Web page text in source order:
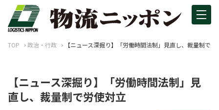
TOP 政治・行政 【ニュース深掘り】「労働時間法制」見直し、裁量制で労
【ニュース深掘り】「労働時間法制」見
直し、裁量制で労使対立